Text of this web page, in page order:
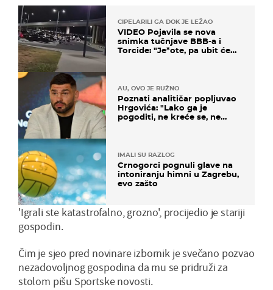
CIPELARILI GA DOK JE LEŽAO
VIDEO Pojavila se nova
snimka tučnjave BBB-a i
Torcide: "Je*ote, pa ubit će
AU, OVO JE RUŽNO
Poznati analitičar popljuvao
Hrgovića: "Lako ga je
pogoditi, ne kreće se, ne
IMALI SU RAZLOG
Crnogorci pognuli glave na
intoniranju himni u Zagrebu,
evo zašto
'Igrali ste katastrofalno, grozno', procijedio je stariji
gospodin.
Čim je sjeo pred novinare izbornik je svečano pozvao
nezadovoljnog gospodina da mu se pridruži za
stolom pišu Sportske novosti.